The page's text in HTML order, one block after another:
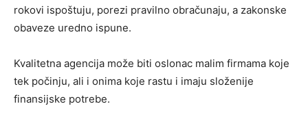
rokovi ispoštuju, porezi pravilno obračunaju, a zakonske
obaveze uredno ispune.
Kvalitetna agencija može biti oslonac malim firmama koje
tek počinju, ali i onima koje rastu i imaju složenije
finansijske potrebe.